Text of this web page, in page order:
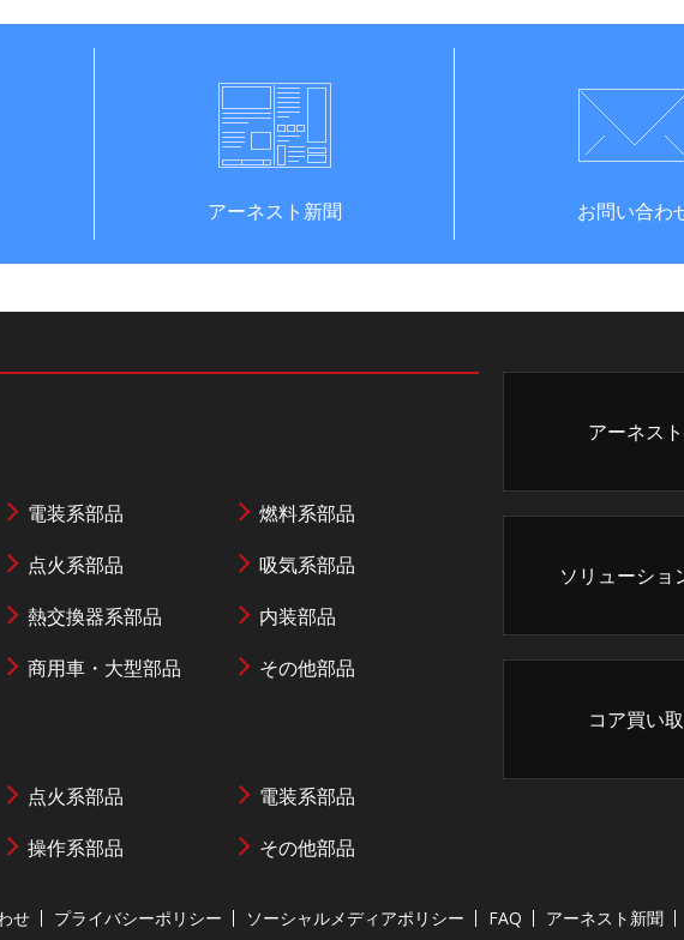
アーネスト新聞 お問い合わ
電装系部品
燃料系部品
点火系部品
吸気系部品
熱交換器系部品
内装部品
商用車・大型部品 その他部品
点火系部品
電装系部品
操作系部品 その他部品
アーネス
ソリューショ
コア買い
せ プライバシーポリシー ソーシャルメディアポリシー FAQ アーネスト新聞